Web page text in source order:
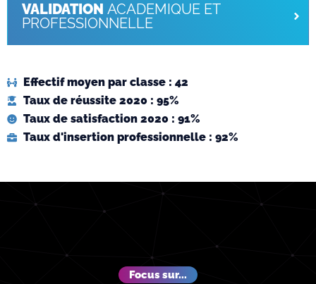
VALIDATION ACADEMIQUE ET
PROFESSIONNELLE
Effectif moyen par classe : 42
Taux de réussite 2020 : 95%
Taux de satisfaction 2020 : 91%
Taux d'insertion professionnelle : 92%
Focus sur...